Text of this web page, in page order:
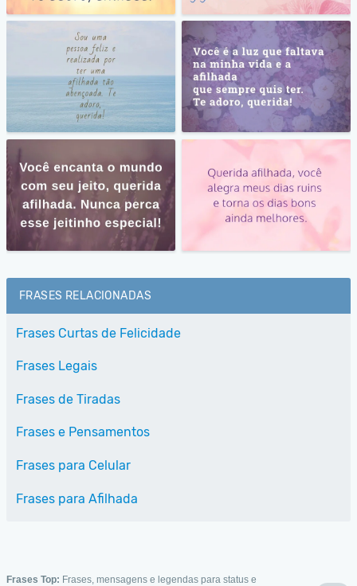
FRASES RELACIONADAS
Frases Curtas de Felicidade
Frases Legais
Frases de Tiradas
Frases e Pensamentos
Frases para Celular
Frases para Afilhada
Frases Top: Frases, mensagens e legendas para status e